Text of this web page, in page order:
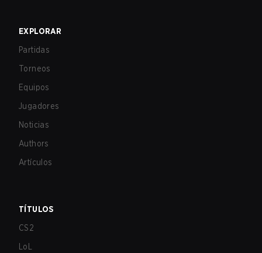
EXPLORAR
Partidas
Torneos
Equipos
Jugadores
Noticias
Authors
Artículos
TÍTULOS
CS2
LoL